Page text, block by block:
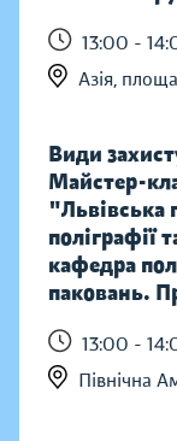
13:00 -
Азія,
Види
Майстер-
"Львівська
поліграфії
кафедра
паковань.
13:00 -
Північна